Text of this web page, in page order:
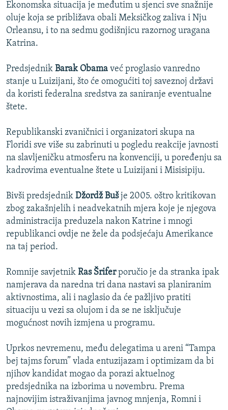
Ekonomska situacija je međutim u sjenci sve snažnije
oluje koja se približava obali Meksičkog zaliva i Nju
Orleansu, i to na sedmu godišnjicu razornog uragana
Katrina.
Predsjednik Barak Obama već proglasio vanredno
stanje u Luizijani, što će omogućiti toj saveznoj državi
da koristi federalna sredstva za saniranje eventualne
štete.
Republikanski zvaničnici i organizatori skupa na
Floridi sve više su zabrinuti u pogledu reakcije javnosti
na slavljeničku atmosferu na konvenciji, u poređenju sa
kadrovima eventualne štete u Luizijani i Misisipiju.
Bivši predsjednik Džordž Bušje 2005. oštro kritikovan
zbog zakašnjelih i neadvekatnih mjera koje je njegova
administracija preduzela nakon Katrine i mnogi
republikanci ovdje ne žele da podsjećaju Amerikance
na taj period.
Romnije savjetnik Ras Šriferporučio je da stranka ipak
namjerava da naredna tri dana nastavi sa planiranim
aktivnostima, ali i naglasio da će pažljivo pratiti
situaciju u vezi sa olujom i da se ne isključuje
mogućnost novih izmjena u programu.
Uprkos nevremenu, među delegatima u areni “Tampa
bej tajms forum” vlada entuzijazam i optimizam da bi
njihov kandidat mogao da porazi aktuelnog
predsjednika na izborima u novembru. Prema
najnovijim istraživanjima javnog mnjenja, Romni i